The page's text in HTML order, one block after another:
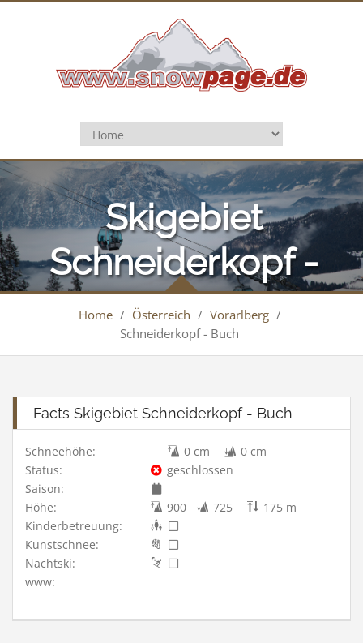
Skigebiet
Schneiderkopf -
Buch
Home / Österreich / Vorarlberg /
Schneiderkopf - Buch
Facts Skigebiet Schneiderkopf - Buch
Schneehöhe: 0 cm
0 cm
Status:
geschlossen
Saison:
Höhe:
900 725
175 m
Kinderbetreuung:
Kunstschnee:
Nachtski:
www: